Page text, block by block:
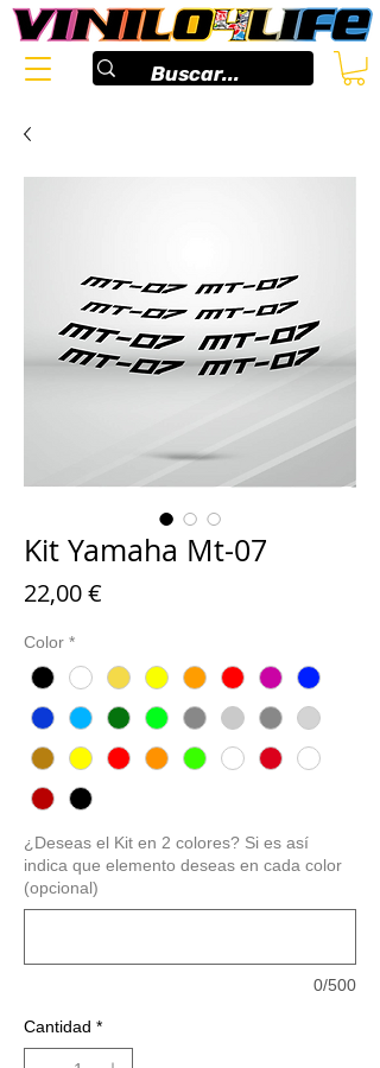
Kit Yamaha Mt-07
22,00 €
Color *
¿Deseas el Kit en 2 colores? Si es así
indica que elemento deseas en cada color
(opcional)
0/500
Cantidad *